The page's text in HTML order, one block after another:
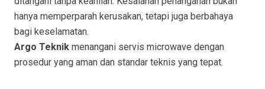
hanya memperparah kerusakan, tetapi juga berbahaya
bagi keselamatan.
Argo Teknik menangani servis microwave dengan
prosedur yang aman dan standar teknis yang tepat.